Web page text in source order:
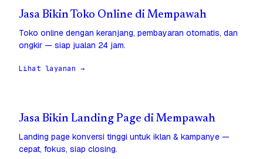
Jasa Bikin Toko Online di Mempawah
Toko online dengan keranjang, pembayaran otomatis, dan
ongkir — siap jualan 24 jam.
Lihat layanan →
Jasa Bikin Landing Page di Mempawah
Landing page konversi tinggi untuk iklan & kampanye —
cepat, fokus, siap closing.